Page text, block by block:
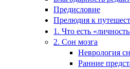
Предисловие
Прелюдия к
1. Что есть
2. Сон мозга
Неврология
Ранние